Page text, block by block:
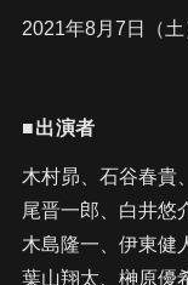
2021年8月7日（
■出演者
木村昴、石谷春貴
尾晋一郎、白井悠
木島隆一、伊東健
葉山翔太、榊原優